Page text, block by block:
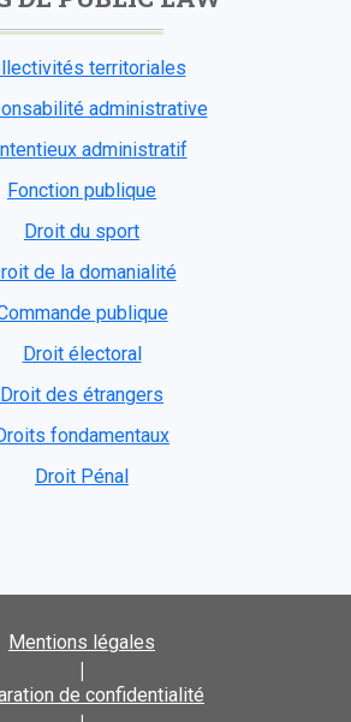
territoriales
administrative
administratif
Fonction publique
Droit du sport
de la domanialité
publique
Droit électoral
Droit des étrangers
fondamentaux
Droit Pénal
Mentions légales
|
de confidentialité